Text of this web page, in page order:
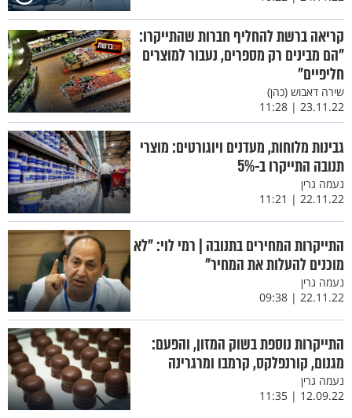
קריאה ברשת להחליף חברות שהתייקרו:
"הם מבינים רק מספרים, נעבור למוצרים
חליפיים"
שירה דאבוש (כהן)
23.11.22 | 11:28
גבינות מלוחות, מעדנים ויוגורטים: מוצרי
תנובה התייקרו ב-5%
נעמה גרין
22.11.22 | 11:21
התייקרות המחירים בתנובה | רמי לוי: "לא
מוכנים להעלות את המחיר"
נעמה גרין
22.11.22 | 09:38
התייקרות נוספת בשוק המזון, והפעם:
מגנום, קורנפלקס, קרמבו ומרגרינה
נעמה גרין
12.09.22 | 11:35